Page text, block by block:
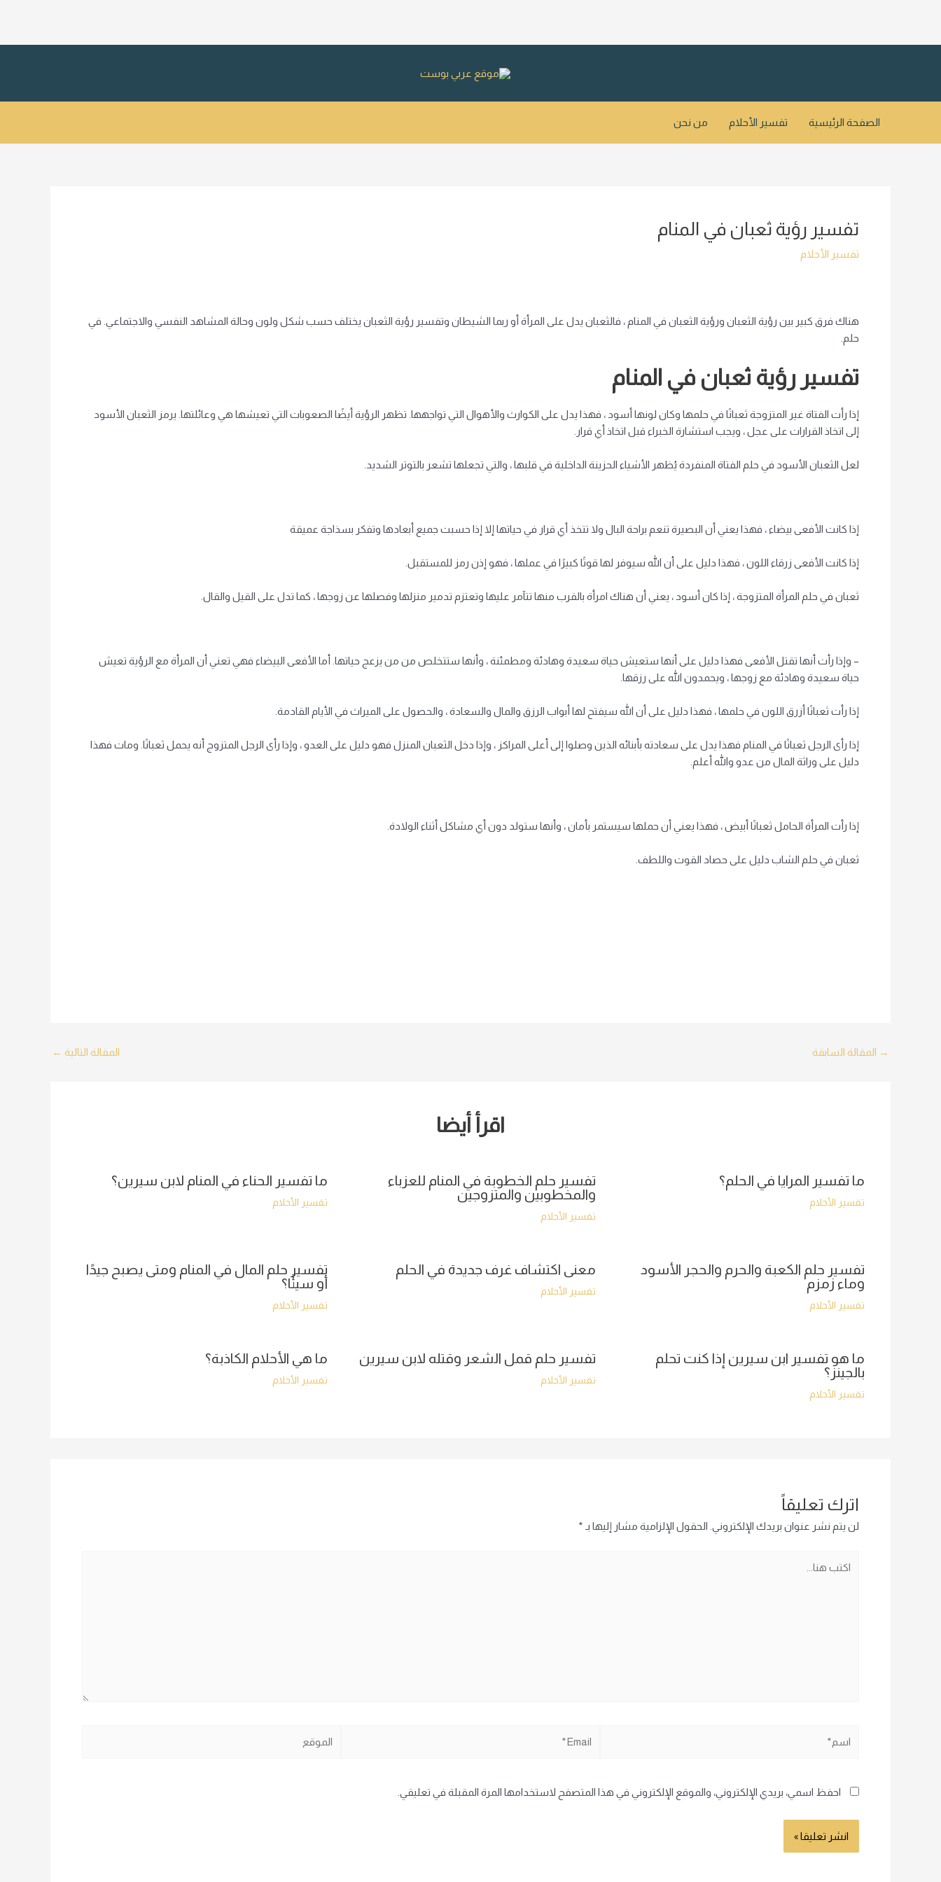
الصفحة الرئيسية تفسير الأحلام من نحن
تفسير رؤية ثعبان في المنام
تفسير الأحلام
هناك فرق كبير بين رؤية الثعبان ورؤية الثعبان في المنام ، فالثعبان يدل على المرأة أو ربما الشيطان وتفسير رؤية الثعبان يختلف حسب شكل ولون وحالة المشاهد النفسي والاجتماعي. في
حلم.
تفسير رؤية ثعبان في المنام
إذا رأت الفتاة غير المتزوجة ثعبانًا في حلمها وكان لونها أسود ، فهذا يدل على الكوارث والأهوال التي تواجهها. تظهر الرؤية أيضًا الصعوبات التي تعيشها هي وعائلتها. يرمز الثعبان الأسود
إلى اتخاذ القرارات على عجل ، ويجب استشارة الخبراء قبل اتخاذ أي قرار.
لعل الثعبان الأسود في حلم الفتاة المنفردة يُظهر الأشياء الحزينة الداخلية في قلبها ، والتي تجعلها تشعر بالتوتر الشديد.
إذا كانت الأفعى بيضاء ، فهذا يعني أن البصيرة تنعم براحة البال ولا تتخذ أي قرار في حياتها إلا إذا حسبت جميع أبعادها وتفكر بسذاجة عميقة
إذا كانت الأفعى زرقاء اللون ، فهذا دليل على أن الله سيوفر لها قوتًا كبيرًا في عملها ، فهو إذن رمز للمستقبل.
ثعبان في حلم المرأة المتزوجة ، إذا كان أسود ، يعني أن هناك امرأة بالقرب منها تتآمر عليها وتعتزم تدمير منزلها وفصلها عن زوجها ، كما تدل على القيل والقال.
– وإذا رأت أنها تقتل الأفعى فهذا دليل على أنها ستعيش حياة سعيدة وهادئة ومطمئنة ، وأنها ستتخلص من من يزعج حياتها. أما الأفعى البيضاء فهي تعني أن المرأة مع الرؤية تعيش
حياة سعيدة وهادئة مع زوجها ، ويحمدون الله على رزقها.
إذا رأت ثعبانًا أزرق اللون في حلمها ، فهذا دليل على أن الله سيفتح لها أبواب الرزق والمال والسعادة ، والحصول على الميراث في الأيام القادمة.
إذا رأى الرجل ثعبانًا في المنام فهذا يدل على سعادته بأبنائه الذين وصلوا إلى أعلى المراكز ، وإذا دخل الثعبان المنزل فهو دليل على العدو ، وإذا رأى الرجل المتزوج أنه يحمل ثعبانًا. ومات فهذا
دليل على وراثة المال من عدو والله أعلم.
إذا رأت المرأة الحامل ثعبانًا أبيض ، فهذا يعني أن حملها سيستمر بأمان ، وأنها ستولد دون أي مشاكل أثناء الولادة.
ثعبان في حلم الشاب دليل على حصاد القوت واللطف.
Post
→ المقالة السابقة المقالة التالية ←
اقرأ أيضا
ما تفسير المرايا في الحلم؟
تفسير الأحلام
تفسير حلم الخطوبة في المنام للعزباء
والمخطوبين والمتزوجين
تفسير الأحلام
ما تفسير الحناء في المنام لابن سيرين؟
تفسير الأحلام
تفسير حلم الكعبة والحرم والحجر الأسود
وماء زمزم
تفسير الأحلام
معنى اكتشاف غرف جديدة في الحلم
تفسير الأحلام
تفسير حلم المال في المنام ومتى يصبح جيدًا
أو سيئًا؟
تفسير الأحلام
ما هو تفسير ابن سيرين إذا كنت تحلم
بالجينز؟
تفسير الأحلام
تفسير حلم قمل الشعر وقتله لابن سيرين
تفسير الأحلام
ما هي الأحلام الكاذبة؟
تفسير الأحلام
اترك تعليقاً
لن يتم نشر عنوان بريدك الإلكتروني. الحقول الإلزامية مشار إليها بـ *
هنا...
احفظ اسمي، بريدي الإلكتروني، والموقع الإلكتروني في هذا المتصفح لاستخدامها المرة المقبلة في تعليقي.